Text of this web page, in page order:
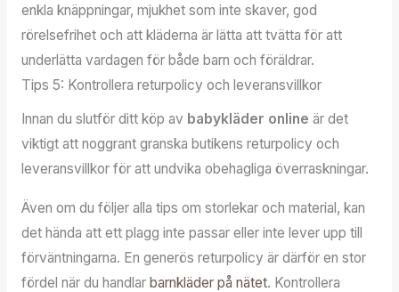
enkla knäppningar, mjukhet som inte skaver, god
rörelsefrihet och att kläderna är lätta att tvätta för att
underlätta vardagen för både barn och föräldrar.
Tips 5: Kontrollera returpolicy och leveransvillkor
Innan du slutför ditt köp av babykläder online är det
viktigt att noggrant granska butikens returpolicy och
leveransvillkor för att undvika obehagliga överraskningar.
Även om du följer alla tips om storlekar och material, kan
det hända att ett plagg inte passar eller inte lever upp till
förväntningarna. En generös returpolicy är därför en stor
fördel när du handlar barnkläder på nätet. Kontrollera